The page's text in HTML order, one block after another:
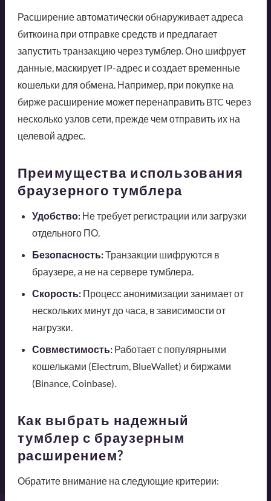
Расширение автоматически обнаруживает адреса
биткоина при отправке средств и предлагает
запустить транзакцию через тумблер. Оно шифрует
данные, маскирует IP-адрес и создает временные
кошельки для обмена. Например, при покупке на
бирже расширение может перенаправить BTC через
несколько узлов сети, прежде чем отправить их на
целевой адрес.
Преимущества использования
браузерного тумблера
Удобство:Не требует регистрации или загрузки
отдельного ПО.
Безопасность:Транзакции шифруются в
браузере, а не на сервере тумблера.
Скорость:Процесс анонимизации занимает от
нескольких минут до часа, в зависимости от
нагрузки.
Совместимость:Работает с популярными
кошельками (Electrum, BlueWallet) и биржами
(Binance, Coinbase).
Как выбрать надежный
тумблер с браузерным
расширением?
Обратите внимание на следующие критерии: